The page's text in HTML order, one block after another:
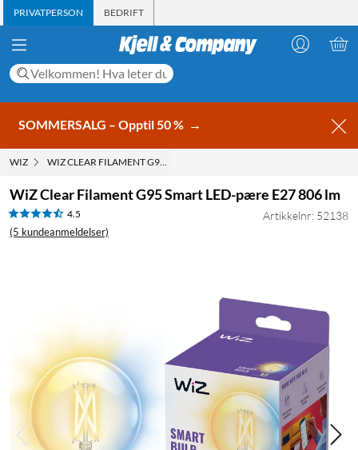
PRIVATPERSON BEDRIFT
SOMMERSALG – Opptil 50 % →
WIZ WIZ CLEAR FILAMENT G95 SMART LED-PÆRE E27 806 LM
WiZ Clear Filament G95 Smart LED-pære E27 806 lm
4.5
(5 kundeanmeldelser)
Artikkelnr: 52138